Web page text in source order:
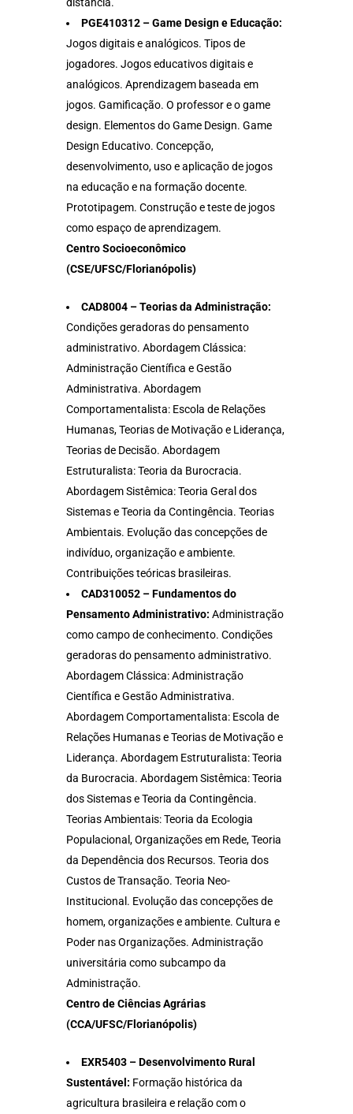
PGE410312 – Game Design e Educação:
Jogos digitais e analógicos. Tipos de
jogadores. Jogos educativos digitais e
analógicos. Aprendizagem baseada em
jogos. Gamificação. O professor e o game
design. Elementos do Game Design. Game
Design Educativo. Concepção,
desenvolvimento, uso e aplicação de jogos
na educação e na formação docente.
Prototipagem. Construção e teste de jogos
como espaço de aprendizagem.
Centro Socioeconômico
(CSE/UFSC/Florianópolis)
CAD8004 – Teorias da Administração:
Condições geradoras do pensamento
administrativo. Abordagem Clássica:
Administração Científica e Gestão
Administrativa. Abordagem
Comportamentalista: Escola de Relações
Humanas, Teorias de Motivação e Liderança,
Teorias de Decisão. Abordagem
Estruturalista: Teoria da Burocracia.
Abordagem Sistêmica: Teoria Geral dos
Sistemas e Teoria da Contingência. Teorias
Ambientais. Evolução das concepções de
indivíduo, organização e ambiente.
Contribuições teóricas brasileiras.
CAD310052 – Fundamentos do
Pensamento Administrativo: Administração
como campo de conhecimento. Condições
geradoras do pensamento administrativo.
Abordagem Clássica: Administração
Científica e Gestão Administrativa.
Abordagem Comportamentalista: Escola de
Relações Humanas e Teorias de Motivação e
Liderança. Abordagem Estruturalista: Teoria
da Burocracia. Abordagem Sistêmica: Teoria
dos Sistemas e Teoria da Contingência.
Teorias Ambientais: Teoria da Ecologia
Populacional, Organizações em Rede, Teoria
da Dependência dos Recursos. Teoria dos
Custos de Transação. Teoria Neo-
Institucional. Evolução das concepções de
homem, organizações e ambiente. Cultura e
Poder nas Organizações. Administração
universitária como subcampo da
Administração.
Centro de Ciências Agrárias
(CCA/UFSC/Florianópolis)
EXR5403 – Desenvolvimento Rural
Sustentável: Formação histórica da
agricultura brasileira e relação com o